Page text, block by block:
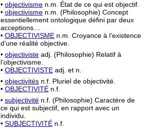
• objectivisme n.m. État de ce qui est objectif.
• objectivisme n.m. (Philosophie) Concept
essentiellement ontologique défini par deux
acceptions…
• OBJECTIVISME n.m. Croyance à l’existence
d’une réalité objective.
• objectiviste adj. (Philosophie) Relatif à
l’objectivisme.
• OBJECTIVISTE adj. et n.
• objectivités n.f. Pluriel de objectivité.
• OBJECTIVITÉ n.f.
• subjectivité n.f. (Philosophie) Caractère de
ce qui est subjectif, en rapport avec un
individu.
• SUBJECTIVITÉ n.f.